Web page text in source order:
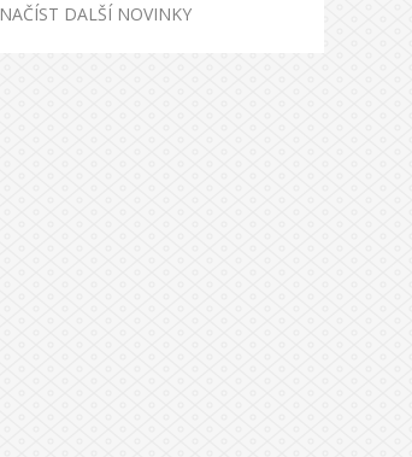
NAČÍST DALŠÍ NOVINKY